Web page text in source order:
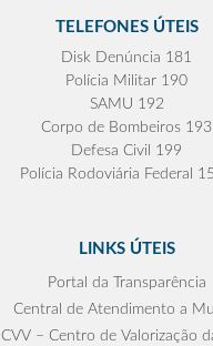
TELEFONES ÚTEIS
Disk Denúncia 181
Polícia Militar 190
SAMU 192
Corpo de Bombeiros 193
Defesa Civil 199
Polícia Rodoviária Federal
LINKS ÚTEIS
Portal da Transparência
Central de Atendimento a
CVV – Centro de Valorização